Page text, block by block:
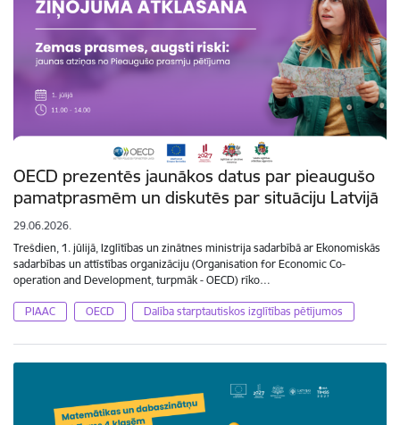
OECD prezentēs jaunākos datus par pieaugušo
pamatprasmēm un diskutēs par situāciju Latvijā
29.06.2026.
Trešdien, 1. jūlijā, Izglītības un zinātnes ministrija sadarbībā ar Ekonomiskās
sadarbības un attīstības organizāciju (Organisation for Economic Co-
operation and Development, turpmāk - OECD) rīko…
PIAAC OECD Dalība starptautiskos izglītības pētījumos